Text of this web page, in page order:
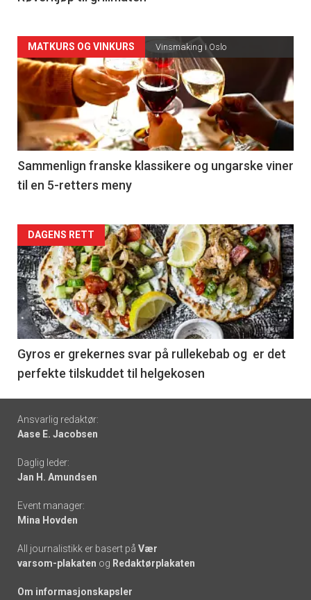
Forsiden
akkurat
nå
-
5
MATKURS OG VINKURS Vinsmaking i Oslo
Sammenlign franske klassikere og ungarske viner
til en 5-retters meny
Forsiden
akkurat
nå
-
6
DAGENS RETT
Gyros er grekernes svar på rullekebab og er det
perfekte tilskuddet til helgekosen
Footer
-
links
Ansvarlig redaktør:
Aase E. Jacobsen
Daglig leder:
Jan H. Amundsen
Event manager:
Mina Hovden
All journalistikk er basert på Vær
varsom-plakaten og Redaktørplakaten
Om informasjonskapsler